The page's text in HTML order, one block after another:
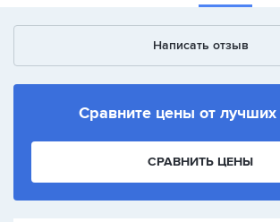
Написать отзыв
Сравните цены от
СРАВНИТЬ ЦЕНЫ